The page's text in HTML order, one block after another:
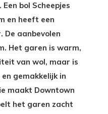
bol Scheepjes
en heeft een
De aanbevolen
Het garen is warm,
van wol, maar is
gemakkelijk in
maakt Downtown
het garen zacht